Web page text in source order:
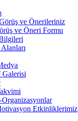
ve Önerileriniz
ve Öneri Formu
Galerisi
Organizasyonlar
Etkinliklerimiz